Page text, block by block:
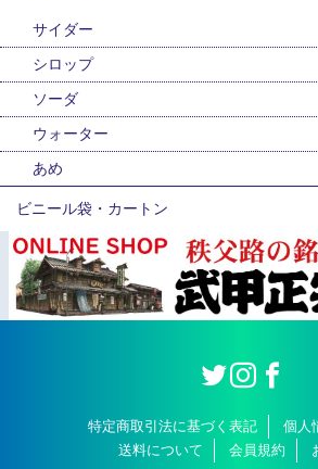
サイダー
シロップ
ソーダ
ウォーター
あめ
ビニール袋・カートン
特定商取引法に基づく表記
個人
送料について
会員規約